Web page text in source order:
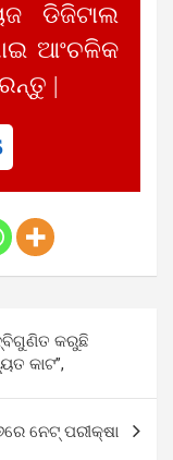
ଡିଜିଟାଲ
ଆଂଚଳିକ
|
କରୁଛି
କାଟ”,
ନେଟ୍‌‌ ପରୀକ୍ଷା